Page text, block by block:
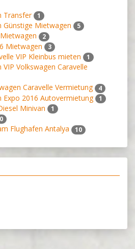
Transfer 1
Günstige Mietwagen 5
2
Mietwagen 3
VIP Kleinbus mieten 1
Volkswagen Caravelle
Caravelle Vermietung 4
Expo 2016 Autovermietung 1
Minivan 1
0
Flughafen Antalya 10